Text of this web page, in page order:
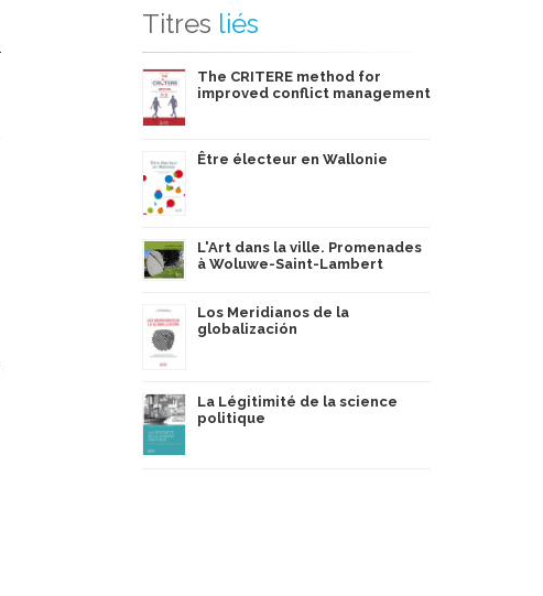
Titres liés
The CRITERE method for
improved conflict management
Être électeur en Wallonie
L'Art dans la ville. Promenades
à Woluwe-Saint-Lambert
Los Meridianos de la
globalización
La Légitimité de la science
politique